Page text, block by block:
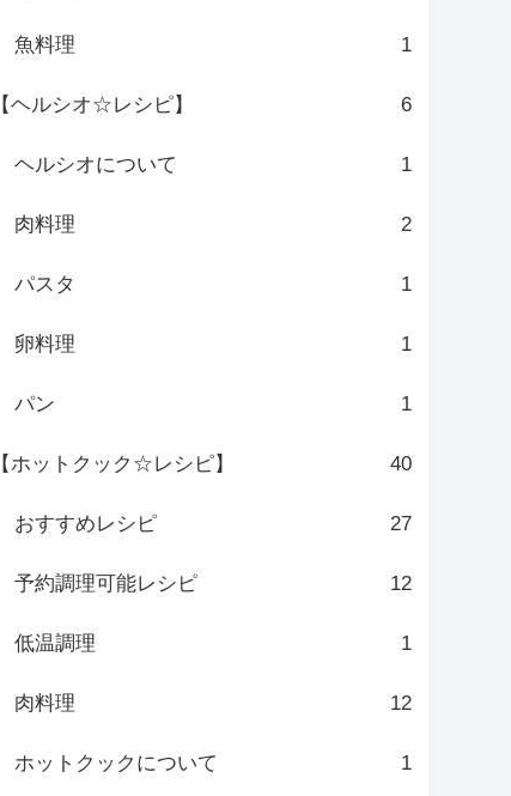
魚料理 1
【ヘルシオ☆レシピ】 6
ヘルシオについて 1
肉料理 2
パスタ 1
卵料理 1
パン 1
【ホットクック☆レシピ】 40
おすすめレシピ 27
予約調理可能レシピ 12
低温調理 1
肉料理 12
ホットクックについて 1